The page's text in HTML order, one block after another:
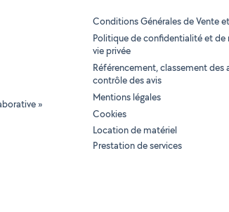
»
Conditions Générales de Vente
Politique de confidentialité et de
vie privée
Référencement, classement des
contrôle des avis
Mentions légales
Cookies
Location de matériel
Prestation de services